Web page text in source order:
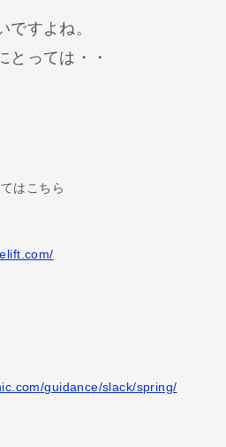
すよね。
とっては・・
はこちら
guidance/slack/spring/